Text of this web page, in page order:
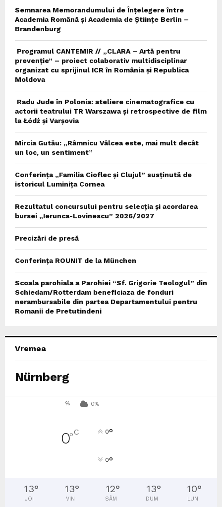
Semnarea Memorandumului de Înțelegere între
Academia Română și Academia de Științe Berlin –
Brandenburg
Programul CANTEMIR // „CLARA – Artă pentru
prevenție” – proiect colaborativ multidisciplinar
organizat cu sprijinul ICR în România și Republica
Moldova
Radu Jude în Polonia: ateliere cinematografice cu
actorii teatrului TR Warszawa și retrospective de film
la Łódź și Varșovia
Mircia Gutău: „Râmnicu Vâlcea este, mai mult decât
un loc, un sentiment”
Conferința „Familia Cioflec și Clujul” susținută de
istoricul Luminița Cornea
Rezultatul concursului pentru selecția și acordarea
bursei „Ierunca-Lovinescu” 2026/2027
Precizări de presă
Conferința ROUNIT de la München
Scoala parohiala a Parohiei “Sf. Grigorie Teologul” din
Schiedam/Rotterdam beneficiaza de fonduri
nerambursabile din partea Departamentului pentru
Romanii de Pretutindeni
Vremea
Nürnberg
% 0%
0°C 0°
0°
13°
JOI
13°
VIN
12°
SÂM
13°
DUM
10°
LUN